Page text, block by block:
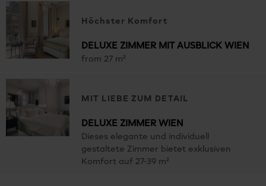
Höchster Komfort
DELUXE ZIMMER MIT AUSBLICK WIEN
from 27 m²
MIT LIEBE ZUM DETAIL
DELUXE ZIMMER WIEN
Dieses elegante und individuell
gestaltete Zimmer bietet exklusiven
Komfort auf 27-39 m²